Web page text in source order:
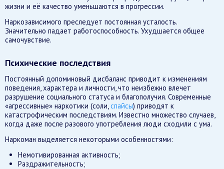
жизни и её качество уменьшаются в прогрессии.
Наркозависимого преследует постоянная усталость.
Значительно падает работоспособность. Ухудшается общее
самочувствие.
Психические последствия
Постоянный допоминовый дисбаланс приводит к изменениям
поведения, характера и личности, что неизбежно влечет
разрушение социального статуса и благополучия. Современные
«агрессивные» наркотики (соли,спайсы) приводят к
катастрофическим последствиям. Известно множество случаев,
когда даже после разового употребления люди сходили с ума.
Наркоман выделяется некоторыми особенностями:
Немотивированная активность;
Раздражительность;